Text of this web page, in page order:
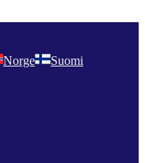
Norge Suomi